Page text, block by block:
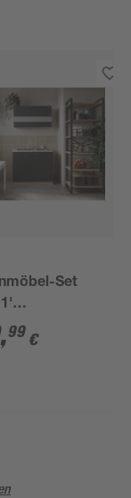
Set
eichefarben
100 cm
,99 €